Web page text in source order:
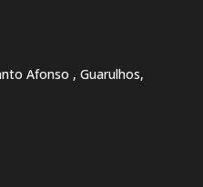
Afonso , Guarulhos,